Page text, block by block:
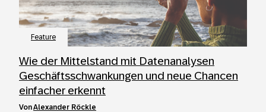
Feature
Wie der Mittelstand mit Datenanalysen
Geschäftsschwankungen und neue Chancen
einfacher erkennt
vonAlexander Röckle